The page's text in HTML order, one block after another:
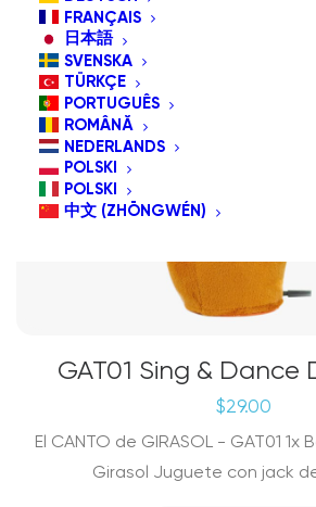
FRANÇAIS
日本語
SVENSKA
TÜRKÇE
PORTUGUÊS
ROMÂNĂ
NEDERLANDS
POLSKI
POLSKI
中文 (ZHŌNGWÉN)
GAT01 Sing & Dance
$29.00
El CANTO de GIRASOL - GAT01 1x
Girasol Juguete con jack